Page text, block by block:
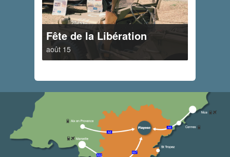
Fête de la Libération
août 15